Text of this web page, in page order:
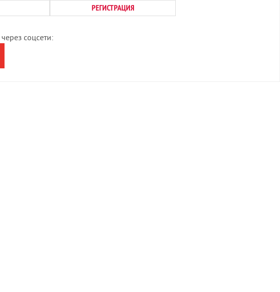
РЕГИСТРАЦИЯ
через соцсети: